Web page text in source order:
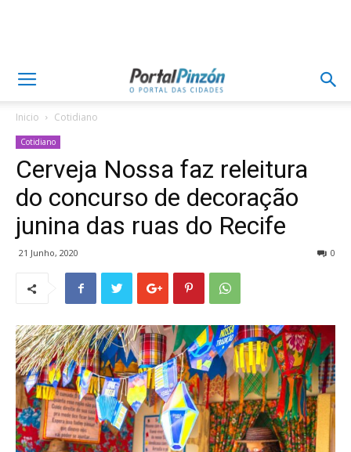
Inicio Cotidiano
Cotidiano
Cerveja Nossa faz releitura
do concurso de decoração
junina das ruas do Recife
21 Junho, 2020 0